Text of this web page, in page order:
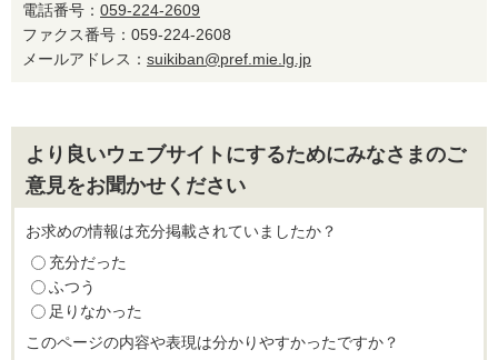
電話番号： 059-224-2609
ファクス番号：059-224-2608
メールアドレス： suikiban@pref.mie.lg.jp
より良いウェブサイトにするためにみなさまのご
意見をお聞かせください
お求めの情報は充分掲載されていましたか？
充分だった
ふつう
足りなかった
このページの内容や表現は分かりやすかったですか？